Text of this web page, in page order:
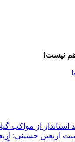
استاندار از مواکب
اربعین حسینی: